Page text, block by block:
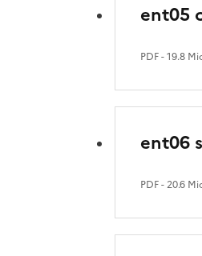
ent05
PDF- 19.8
ent06
PDF- 20.6